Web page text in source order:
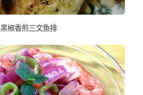
黑椒香煎三文鱼排